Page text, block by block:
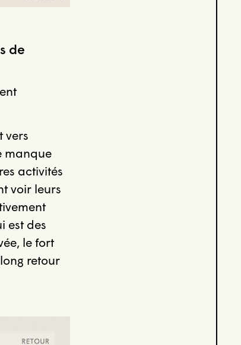
de
vers
manque
activités
voir leurs
est des
le fort
retour